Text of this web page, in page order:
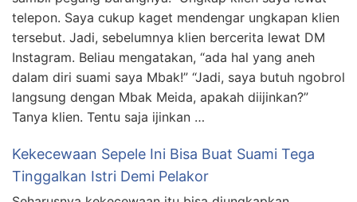
telepon. Saya cukup kaget mendengar ungkapan klien
tersebut. Jadi, sebelumnya klien bercerita lewat DM
Instagram. Beliau mengatakan, “ada hal yang aneh
dalam diri suami saya Mbak!” “Jadi, saya butuh ngobrol
langsung dengan Mbak Meida, apakah diijinkan?”
Tanya klien. Tentu saja ijinkan …
Kekecewaan Sepele Ini Bisa Buat Suami Tega
Tinggalkan Istri Demi Pelakor